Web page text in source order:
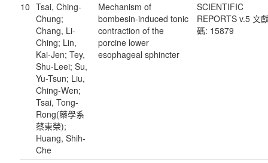
10 Tsai, Ching-
Chung;
Chang, Li-
Ching; Lin,
Kai-Jen; Tey,
Shu-Leei; Su,
Yu-Tsun; Liu,
Ching-Wen;
Tsai, Tong-
Rong(藥學系
蔡東榮);
Huang, Shih-
Che
Mechanism of
bombesin-induced tonic
contraction of the
porcine lower
esophageal sphincter
SCIENTIFIC
REPORTS v.5 文
碼: 15879